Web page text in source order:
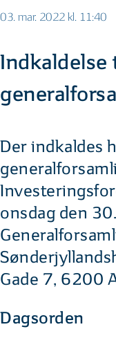
03. mar. 2022 kl. 11:40
Der indkaldes
onsdag den
Gade 7, 6200
Dagsorden